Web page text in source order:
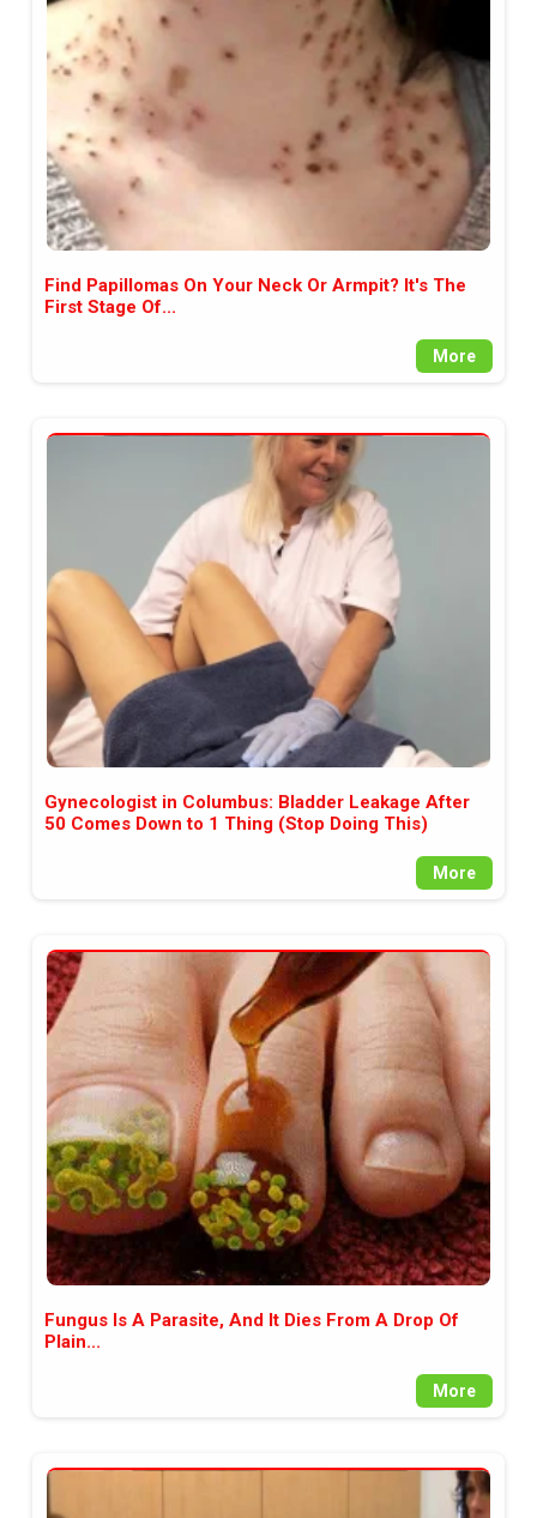
аудитория, затова държим на
прозрачност и коректност от
наша страна. Поднасяме ви
новините такива, каквито са. В
пълния си потенциал.
Find Papillomas On Your Neck Or Armpit? It's The
First Stage Of...
More
Gynecologist in Columbus: Bladder Leakage After
50 Comes Down to 1 Thing (Stop Doing This)
More
Fungus Is A Parasite, And It Dies From A Drop Of
Plain...
More